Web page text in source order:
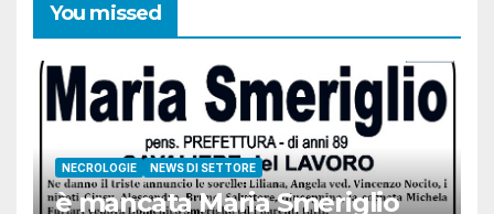
You missed
NECROLOGIE NEWS DI SETTORE
è mancata Maria Smeriglio